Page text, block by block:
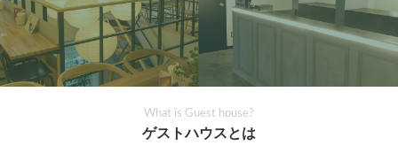
What is Guest house?
ゲストハウスとは